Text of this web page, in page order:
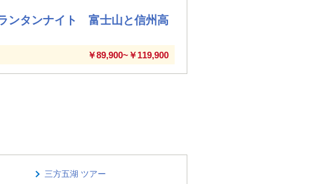
ンタンナイト 富士山と信州高
￥89,900~￥119,900
三方五湖 ツアー